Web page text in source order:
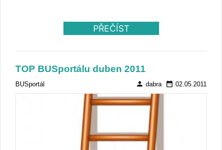
PŘEČÍST
TOP BUSportálu duben 2011
BUSportál person dabra date_range 02.05.2011